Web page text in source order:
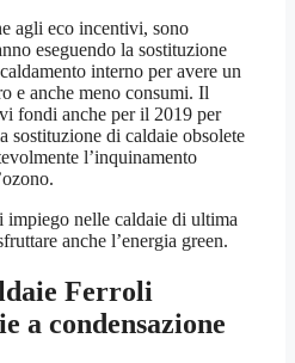
agli eco incentivi, sono
eseguendo la sostituzione
interno per avere un
e anche meno consumi. Il
fondi anche per il 2019 per
sostituzione di caldaie obsolete
l’inquinamento
impiego nelle caldaie di ultima
anche l’energia green.
Ferroli
a condensazione